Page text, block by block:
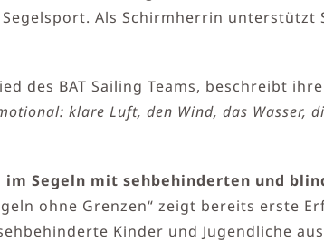
Als Schirmherrin unterstützt
des BAT Sailing Teams, beschreibt
klare Luft, den Wind, das Wasser,
Segeln mit sehbehinderten und
ohne Grenzen“ zeigt bereits erste
Kinder und Jugendliche